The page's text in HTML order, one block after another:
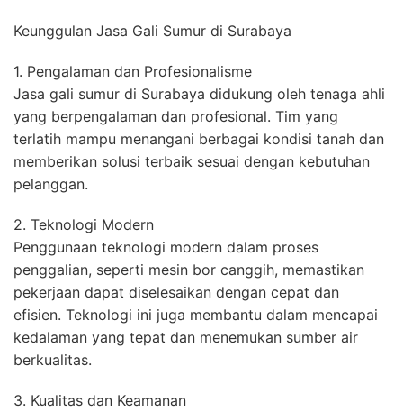
Keunggulan Jasa Gali Sumur di Surabaya
1. Pengalaman dan Profesionalisme
Jasa gali sumur di Surabaya didukung oleh tenaga ahli
yang berpengalaman dan profesional. Tim yang
terlatih mampu menangani berbagai kondisi tanah dan
memberikan solusi terbaik sesuai dengan kebutuhan
pelanggan.
2. Teknologi Modern
Penggunaan teknologi modern dalam proses
penggalian, seperti mesin bor canggih, memastikan
pekerjaan dapat diselesaikan dengan cepat dan
efisien. Teknologi ini juga membantu dalam mencapai
kedalaman yang tepat dan menemukan sumber air
berkualitas.
3. Kualitas dan Keamanan